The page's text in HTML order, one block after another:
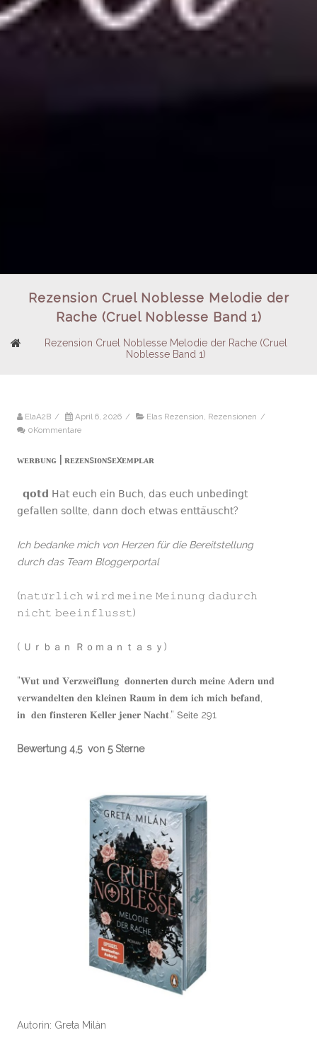
Rezension Cruel Noblesse Melodie der
Rache (Cruel Noblesse Band 1)
Rezension Cruel Noblesse Melodie der Rache (Cruel
Noblesse Band 1)
ElaA2B / April 6, 2026 / Elas Rezension, Rezensionen /
0Kommentare
ᴡᴇʀʙᴜɴɢ | ʀᴇᴢᴇɴsɪᴏɴsᴇxᴇᴍᴘʟᴀʀ
𝗾𝗼𝘁𝗱 𝖧𝖺𝗍 𝖾𝗎𝖼𝗁 𝖾𝗂𝗇 𝖡𝗎𝖼𝗁, 𝖽𝖺𝗌 𝖾𝗎𝖼𝗁 𝗎𝗇𝖻𝖾𝖽𝗂𝗇𝗀𝗍
𝗀𝖾𝖿𝖺𝗅𝗅𝖾𝗇 𝗌𝗈𝗅𝗅𝗍𝖾, 𝖽𝖺𝗇𝗇 𝖽𝗈𝖼𝗁 𝖾𝗍𝗐𝖺𝗌 𝖾𝗇𝗍𝗍𝖺̈𝗎𝗌𝖼𝗁𝗍?
Ich bedanke mich von Herzen für die Bereitstellung
durch das Team Bloggerportal
(𝚗𝚊𝚝𝚞̈𝚛𝚕𝚒𝚌𝚑 𝚠𝚒𝚛𝚍 𝚖𝚎𝚒𝚗𝚎 𝙼𝚎𝚒𝚗𝚞𝚗𝚐 𝚍𝚊𝚍𝚞𝚛𝚌𝚑
𝚗𝚒𝚌𝚑𝚝 𝚋𝚎𝚎𝚒𝚗𝚏𝚕𝚞𝚜𝚜𝚝)
( Ｕｒｂａｎ Ｒｏｍａｎｔａｓｙ)
”𝐖𝐮𝐭 𝐮𝐧𝐝 𝐕𝐞𝐫𝐳𝐰𝐞𝐢𝐟𝐥𝐮𝐧𝐠 𝐝𝐨𝐧𝐧𝐞𝐫𝐭𝐞𝐧 𝐝𝐮𝐫𝐜𝐡 𝐦𝐞𝐢𝐧𝐞 𝐀𝐝𝐞𝐫𝐧 𝐮𝐧𝐝
𝐯𝐞𝐫𝐰𝐚𝐧𝐝𝐞𝐥𝐭𝐞𝐧 𝐝𝐞𝐧 𝐤𝐥𝐞𝐢𝐧𝐞𝐧 𝐑𝐚𝐮𝐦 𝐢𝐧 𝐝𝐞𝐦 𝐢𝐜𝐡 𝐦𝐢𝐜𝐡 𝐛𝐞𝐟𝐚𝐧𝐝,
𝐢𝐧 𝐝𝐞𝐧 𝐟𝐢𝐧𝐬𝐭𝐞𝐫𝐞𝐧 𝐊𝐞𝐥𝐥𝐞𝐫 𝐣𝐞𝐧𝐞𝐫 𝐍𝐚𝐜𝐡𝐭.” 𝖲𝖾𝗂𝗍𝖾 291
Bewertung 4,5 von 5 Sterne
Autorin: Greta Milàn